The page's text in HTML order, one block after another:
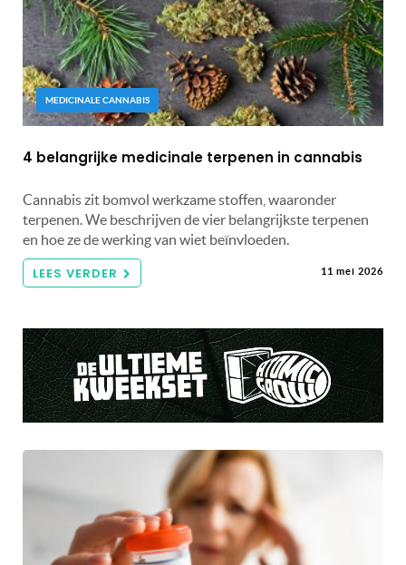
MEDICINALE CANNABIS
4 belangrijke medicinale terpenen in cannabis
Cannabis zit bomvol werkzame stoffen, waaronder
terpenen. We beschrijven de vier belangrijkste terpenen
en hoe ze de werking van wiet beïnvloeden.
LEES VERDER 11 mei 2026